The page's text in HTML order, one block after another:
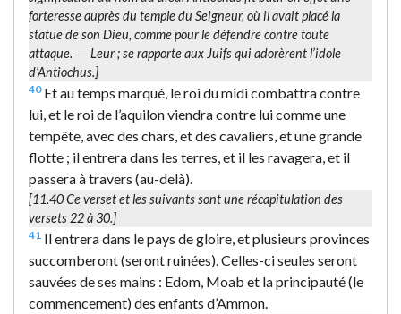
forteresse auprès du temple du Seigneur, où il avait placé la
statue de son Dieu, comme pour le défendre contre toute
attaque. ―Leur; se rapporte aux Juifs qui adorèrent l’idole
d’Antiochus.]
40Et au temps marqué, le roi du midi combattra contre
lui, et le roi de l’aquilon viendra contre lui comme une
tempête, avec des chars, et des cavaliers, et une grande
flotte ; il entrera dans les terres, et il les ravagera, et il
passera à travers (au-delà).
[11.40 Ce verset et les suivants sont une récapitulation des
versets 22 à 30.]
41 Il entrera dans le pays de gloire, et plusieurs provinces
succomberont (seront ruinées). Celles-ci seules seront
sauvées de ses mains : Edom, Moab et la principauté (le
commencement) des enfants d’Ammon.